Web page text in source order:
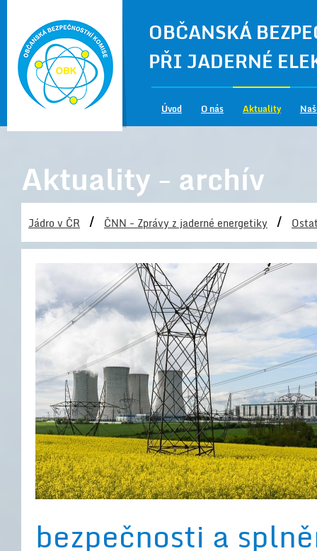
OBČANSKÁ
PŘI JADERNÉ
Úvod O nás Aktuality
Aktuality - archív
Jádro v ČR / ČNN - Zprávy z jaderné energetiky /
bezpečnosti a